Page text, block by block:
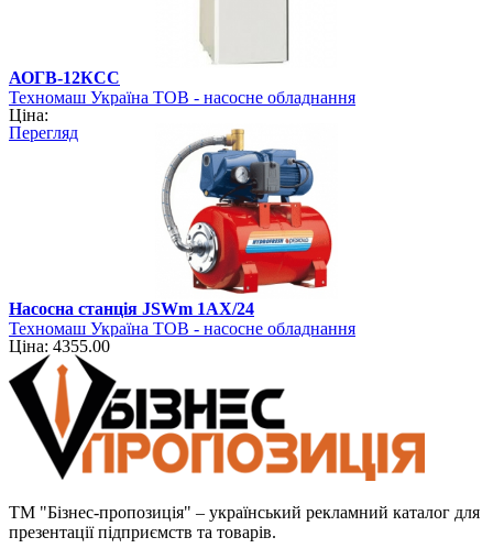
АОГВ-12КСC
Техномаш Україна ТОВ - насосне обладнання
Ціна:
Перегляд
Насосна станція JSWm 1AХ/24
Техномаш Україна ТОВ - насосне обладнання
Ціна: 4355.00
ТМ "Бізнес-пропозиція" – український рекламний каталог для
презентації підприємств та товарів.